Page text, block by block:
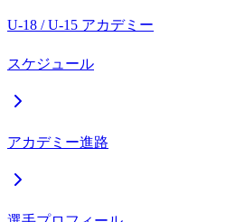
U-18 / U-15 アカデミー
スケジュール
アカデミー進路